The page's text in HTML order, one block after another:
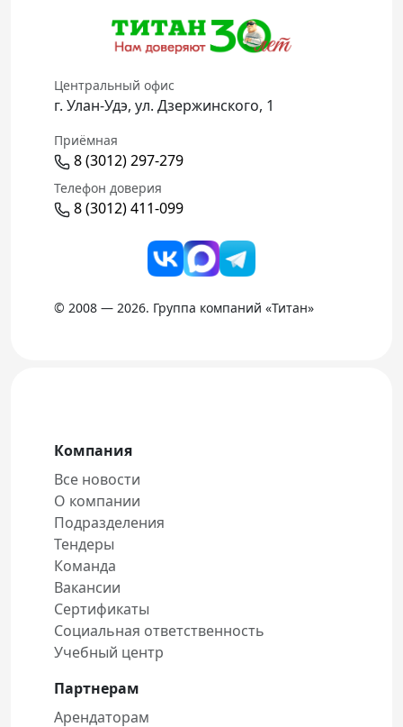
Центральный офис
г. Улан-Удэ, ул. Дзержинского, 1
Приёмная
8 (3012) 297-279
Телефон доверия
8 (3012) 411-099
© 2008 — 2026. Группа компаний «Титан»
Компания
Все новости
О компании
Подразделения
Тендеры
Команда
Вакансии
Сертификаты
Социальная ответственность
Учебный центр
Партнерам
Арендаторам